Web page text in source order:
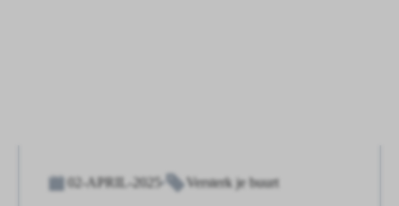
02-APRIL-2025 Versterk je buurt